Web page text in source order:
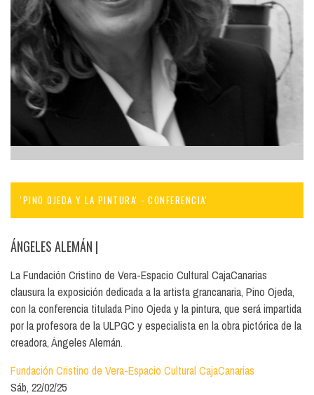
'PINO OJEDA Y LA PINTURA' - CONFERENCIA'
ÁNGELES ALEMÁN |
La Fundación Cristino de Vera-Espacio Cultural CajaCanarias
clausura la exposición dedicada a la artista grancanaria, Pino Ojeda,
con la conferencia titulada Pino Ojeda y la pintura, que será impartida
por la profesora de la ULPGC y especialista en la obra pictórica de la
creadora, Ángeles Alemán.
Fundación Cristino de Vera-Espacio Cultural CajaCanarias
Sáb, 22/02/25